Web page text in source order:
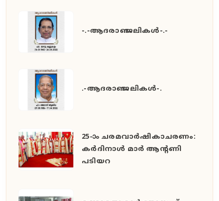
-.-ആദരാഞ്ജലികൾ-.-
.-ആദരാഞ്ജലികൾ-.
25-ാം ചരമവാർഷികാചരണം:
കർദിനാൾ മാർ ആന്റണി
പടിയറ